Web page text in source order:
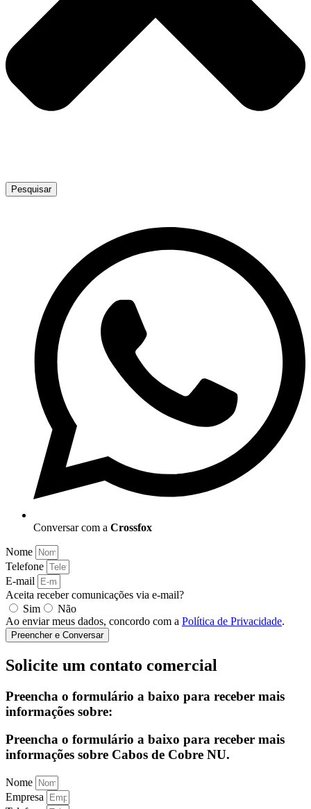
Pesquisar
Conversar com a Crossfox
Nome
Telefone
E-mail
Aceita receber comunicações via e-mail?
Sim
Não
Ao enviar meus dados, concordo com a Política de Privacidade.
Preencher e Conversar
Solicite um contato comercial
Preencha o formulário a baixo para receber mais
informações sobre:
Preencha o formulário a baixo para receber mais
informações sobre Cabos de Cobre NU.
Nome
Empresa